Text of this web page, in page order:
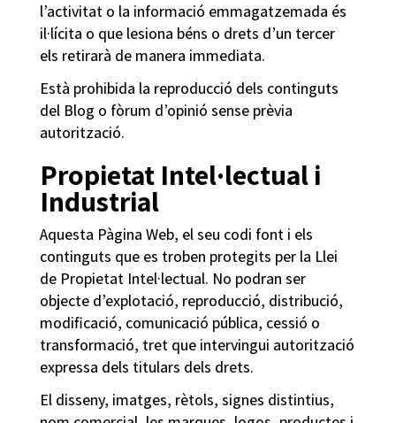
l’activitat o la informació emmagatzemada és
il·lícita o que lesiona béns o drets d’un tercer
els retirarà de manera immediata.
Està prohibida la reproducció dels continguts
del Blog o fòrum d’opinió sense prèvia
autorització.
Propietat Intel·lectual i
Industrial
Aquesta Pàgina Web, el seu codi font i els
continguts que es troben protegits per la Llei
de Propietat Intel·lectual. No podran ser
objecte d’explotació, reproducció, distribució,
modificació, comunicació pública, cessió o
transformació, tret que intervingui autorització
expressa dels titulars dels drets.
El disseny, imatges, rètols, signes distintius,